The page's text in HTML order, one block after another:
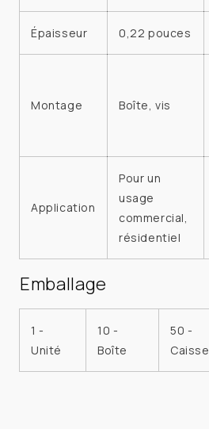
Épaisseur 0,22 pouces
Montage Boîte, vis
Application
Pour un
usage
commercial,
résidentiel
Emballage
1 -
Unité
10 -
Boîte
50 -
Caisse